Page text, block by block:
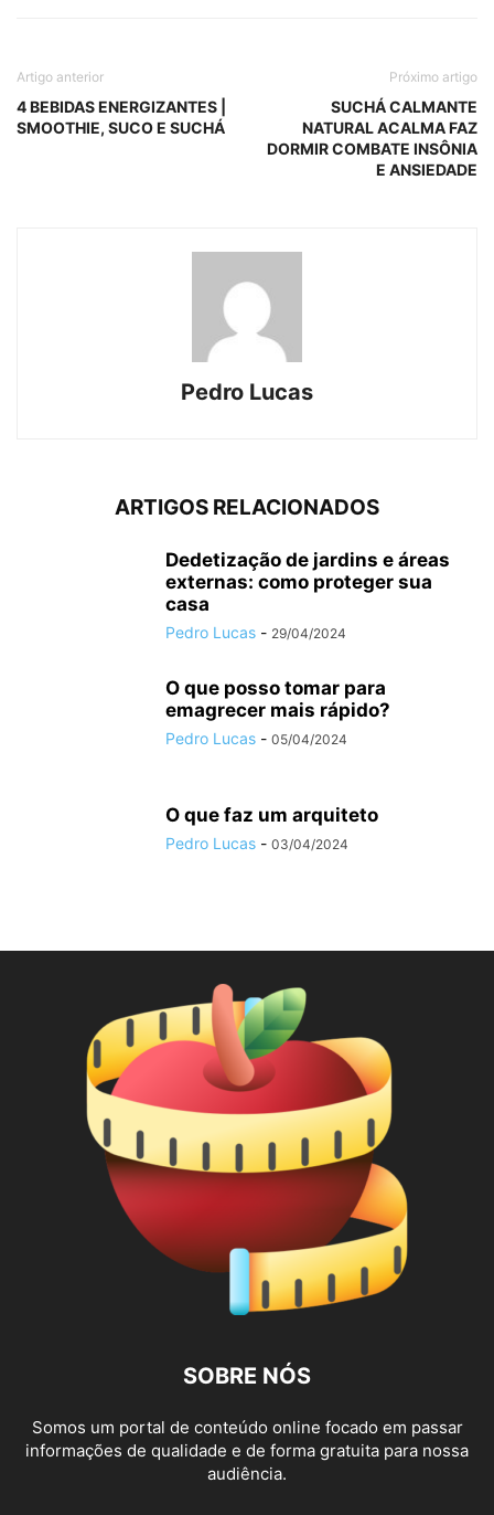
Artigo anterior
4 BEBIDAS ENERGIZANTES |
SMOOTHIE, SUCO E SUCHÁ
Próximo artigo
SUCHÁ CALMANTE
NATURAL ACALMA FAZ
DORMIR COMBATE INSÔNIA
E ANSIEDADE
Pedro Lucas
ARTIGOS RELACIONADOS
Dedetização de jardins e áreas
externas: como proteger sua
casa
Pedro Lucas - 29/04/2024
O que posso tomar para
emagrecer mais rápido?
Pedro Lucas - 05/04/2024
O que faz um arquiteto
Pedro Lucas - 03/04/2024
SOBRE NÓS
Somos um portal de conteúdo online focado em passar
informações de qualidade e de forma gratuita para nossa
audiência.